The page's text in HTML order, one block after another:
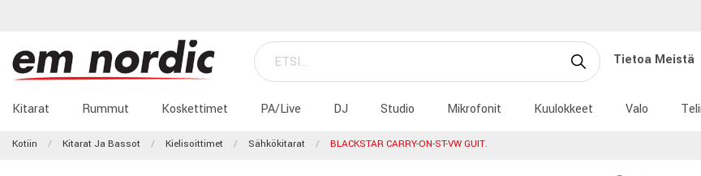
Tietoa Meistä
Kitarat Rummut Koskettimet PA/Live DJ Studio Mikrofonit Kuulokkeet Valo
Kotiin Kitarat Ja Bassot Kielisoittimet Sähkökitarat BLACKSTAR CARRY-ON-ST-VW GUIT.